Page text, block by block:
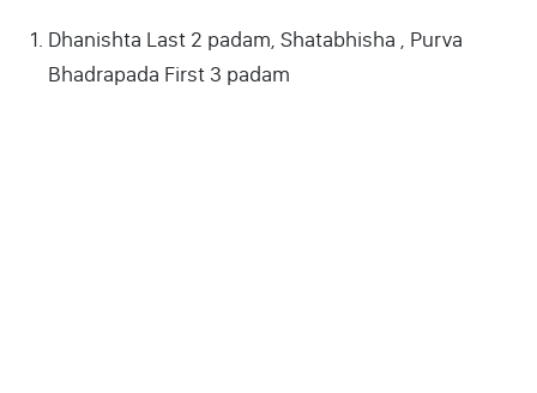
Dhanishta Last 2 padam, Shatabhisha , Purva
Bhadrapada First 3 padam